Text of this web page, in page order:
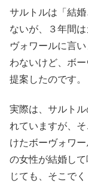
サルトルは「結
ないが、３年間
ヴォワールに言
わないけど、ボ
提案したのです。
実際は、サルト
れていますが、
けたボーヴォワ
の女性が結婚し
じても、そこで